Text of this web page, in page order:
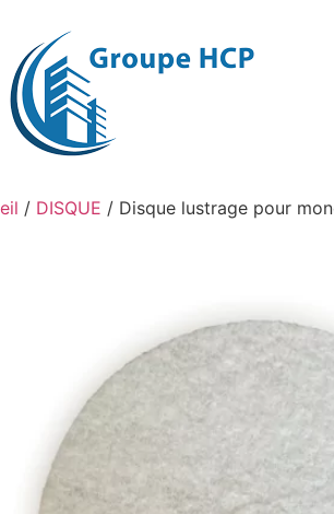
/ DISQUE / Disque lustrage pour